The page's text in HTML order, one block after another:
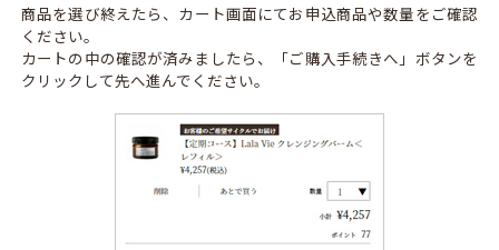
商品を選び終えたら、カート画面にてお申込商品や数量をご確認
ください。
カートの中の確認が済みましたら、「ご購入手続きへ」ボタンを
クリックして先へ進んでください。